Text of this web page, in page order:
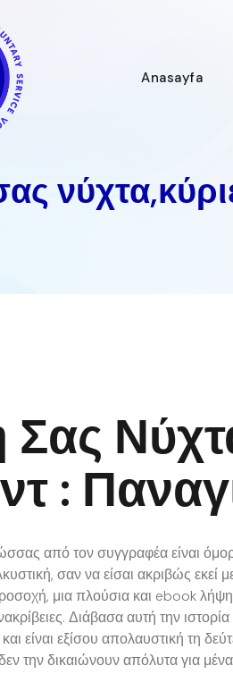
Anasayfa
:
από τον συγγραφέα είναι
σαν να είσαι ακριβώς
μια πλούσια και ebook
Διάβασα αυτή την
είναι εξίσου απολαυστική τη
την δικαιώνουν απόλυτα για